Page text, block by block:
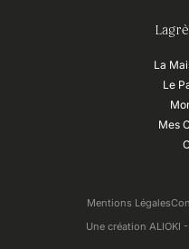
La
Le
Mes
Une création ALIOKI
Mentions Légales